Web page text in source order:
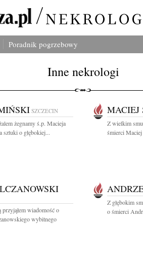
Poradnik pogrzebowy
Inne nekrologi
SZCZECIN
żegnamy ś.p. Macieja
sztuki o głębokiej...
MACIEJ
Z wielkim
śmierci Maciej
wiadomość o
wybitnego
Z głębokim
o śmierci